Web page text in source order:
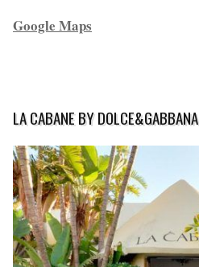
Google Maps
LA CABANE BY DOLCE&GABBANA